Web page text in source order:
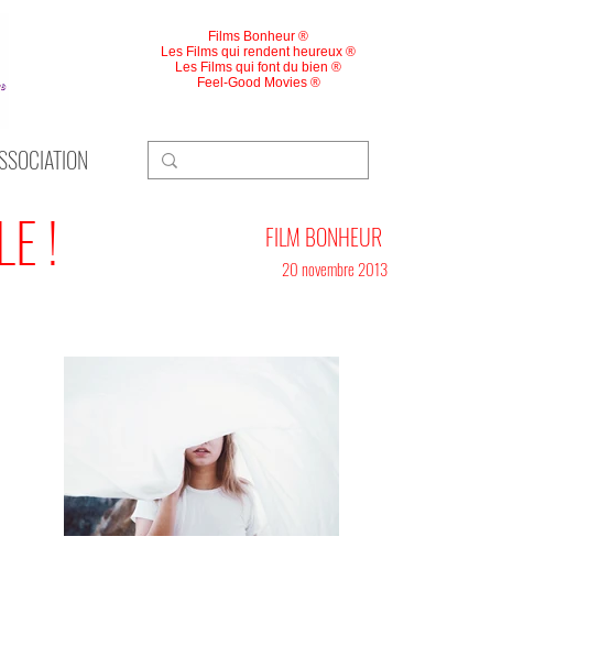
Films Bonheur ®
Les Films qui rendent heureux ®
Les Films qui font du bien ®
Feel-Good Movies ®
! FILM BONHEUR
20 novembre 2013